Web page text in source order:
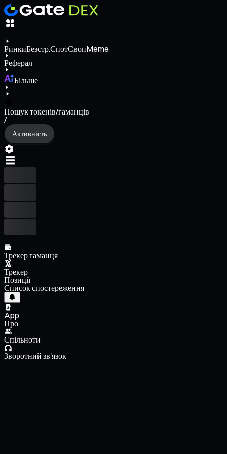
РинкиБезстр.СпотСвопMeme
Реферал
Більше
Пошук токенів/гаманців
/
Активність
Трекер гаманця
Трекер
Позиції
Список спостереження
App
Про
Спільноти
Зворотний зв'язок